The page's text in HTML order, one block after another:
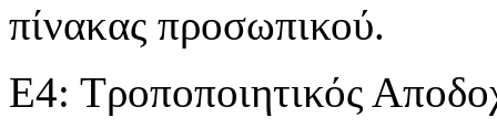
πίνακας προσωπικού.
Ε4: Τροποποιητικός